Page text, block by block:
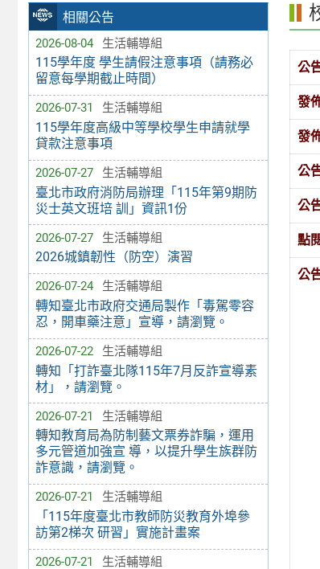
相關公告
2026-08-04 生活輔導組
115學年度 學生請假注意事項（請務必
留意每學期截止時間）
2026-07-31 生活輔導組
115學年度高級中等學校學生申請就學
貸款注意事項
2026-07-27 生活輔導組
臺北市政府消防局辦理「115年第9期防
災士英文班培 訓」資訊1份
2026-07-27 生活輔導組
2026城鎮韌性（防空）演習
2026-07-24 生活輔導組
轉知臺北市政府交通局製作「毒駕零容
忍，開車藥注意」宣導，請瀏覽。
2026-07-22 生活輔導組
轉知「打詐臺北隊115年7月反詐宣導素
材」，請瀏覽。
2026-07-21 生活輔導組
轉知教育局為防制藝文票券詐騙，運用
多元管道加強宣 導，以提升學生族群防
詐意識，請瀏覽。
2026-07-21 生活輔導組
「115年度臺北市教師防災教育外埠參
訪第2梯次 研習」實施計畫案
2026-07-21 生活輔導組
公
發
發
公
公
點
公